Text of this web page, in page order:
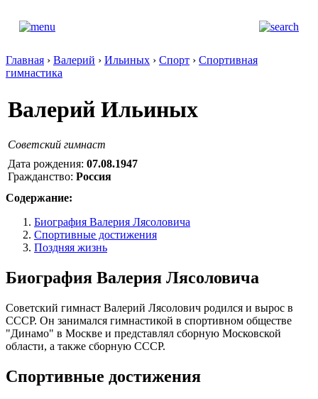
Главная › Валерий › Ильиных › Спорт › Спортивная
гимнастика
Валерий Ильиных
Советский гимнаст
Дата рождения: 07.08.1947
Гражданство: Россия
Содержание:
Биография Валерия Лясоловича
Спортивные достижения
Поздняя жизнь
Биография Валерия Лясоловича
Советский гимнаст Валерий Лясолович родился и вырос в
СССР. Он занимался гимнастикой в спортивном обществе
"Динамо" в Москве и представлял сборную Московской
области, а также сборную СССР.
Спортивные достижения